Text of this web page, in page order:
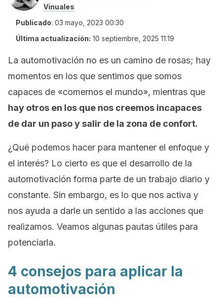
Vinuales
Publicado: 03 mayo, 2023 00:30
Última actualización: 10 septiembre, 2025 11:19
La automotivación no es un camino de rosas; hay
momentos en los que sentimos que somos
capaces de «comernos el mundo», mientras que
hay otros en los que nos creemos incapaces
de dar un paso y salir de la zona de confort.
¿Qué podemos hacer para mantener el enfoque y
el interés? Lo cierto es que el desarrollo de la
automotivación forma parte de un trabajo diario y
constante. Sin embargo, es lo que nos activa y
nos ayuda a darle un sentido a las acciones que
realizamos. Veamos algunas pautas útiles para
potenciarla.
4 consejos para aplicar la
automotivación